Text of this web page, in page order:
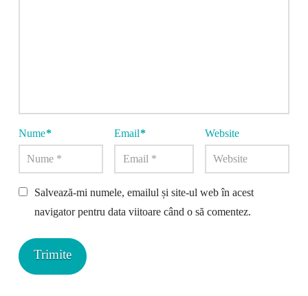
Nume* Email* Website
Salvează-mi numele, emailul și site-ul web în acest
navigator pentru data viitoare când o să comentez.